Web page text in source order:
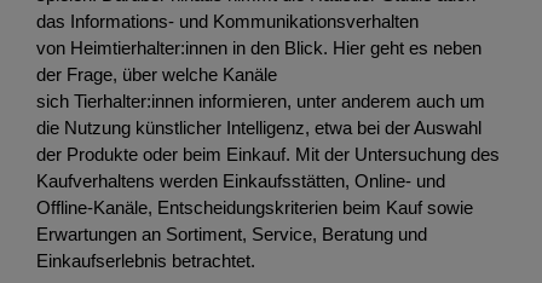
das Informations- und Kommunikationsverhalten
von Heimtierhalter:innen in den Blick. Hier geht es neben
der Frage, über welche Kanäle
sich Tierhalter:innen informieren, unter anderem auch um
die Nutzung künstlicher Intelligenz, etwa bei der Auswahl
der Produkte oder beim Einkauf. Mit der Untersuchung des
Kaufverhaltens werden Einkaufsstätten, Online- und
Offline-Kanäle, Entscheidungskriterien beim Kauf sowie
Erwartungen an Sortiment, Service, Beratung und
Einkaufserlebnis betrachtet.